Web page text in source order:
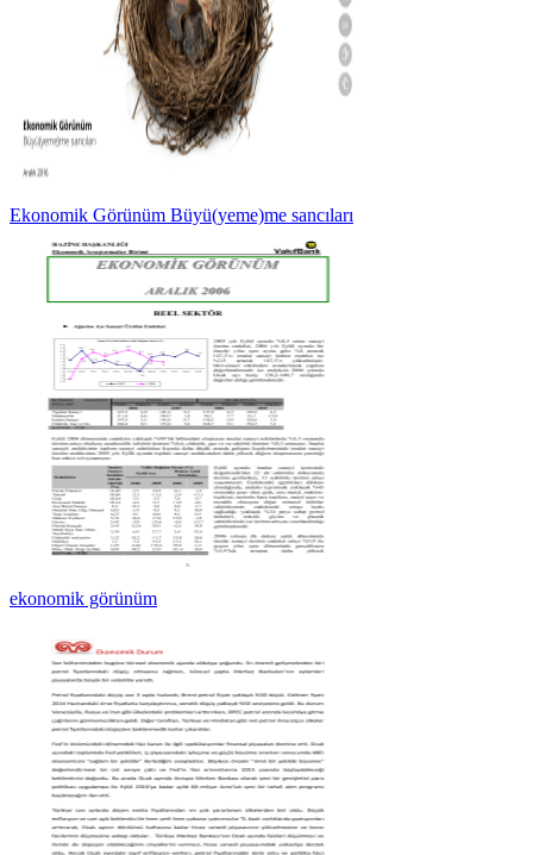
Ekonomik Görünüm Büyü(yeme)me sancıları
ekonomik görünüm